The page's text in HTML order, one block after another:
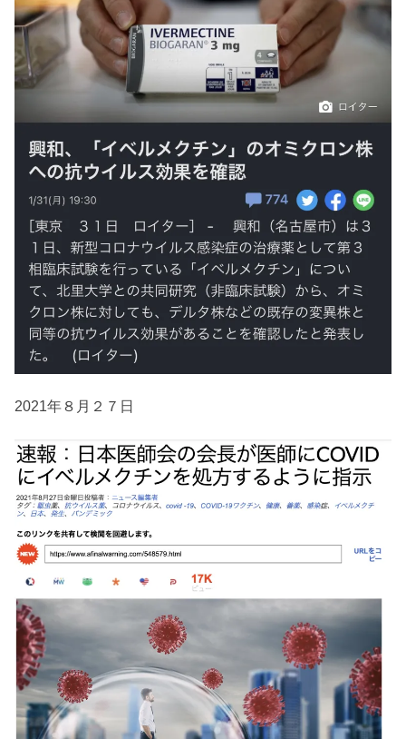
2021年８月２７日